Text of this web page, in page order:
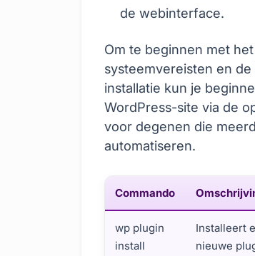
de webinterface.
Om te beginnen met
systeemvereisten en
installatie kun je
WordPress-site via de
voor degenen die
automatiseren.
Commando
wp plugin
install
Installeert
nieuwe